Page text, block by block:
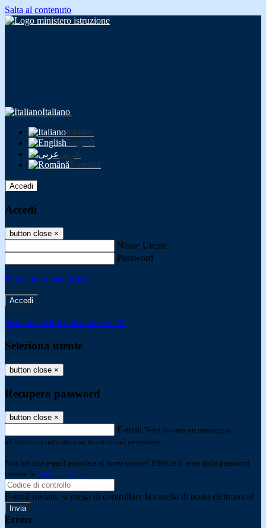
Salta al contenuto
Italiano
Italiano
English
عربى
Română
Accedi
Accedi
button close ×
Nome Utente
Password
Password dimenticata?
-
Entra con SPID Entra con CIE
Seleziona utente
button close ×
Recupero password
button close ×
E-mail Verrà inviato un messaggio
all'indirizzo indicato con le istruzioni necessarie.
Non hai una e-mail associata al nome utente? Effettua il reset della password
tramite la Login Spaggiari
E-mail inviata, si prega di controllare la casella di posta elettronica!
Errore